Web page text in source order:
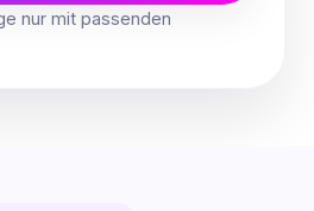
nur mit passenden